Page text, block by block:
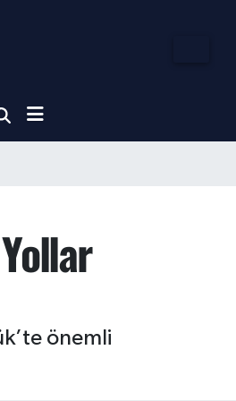
önemli